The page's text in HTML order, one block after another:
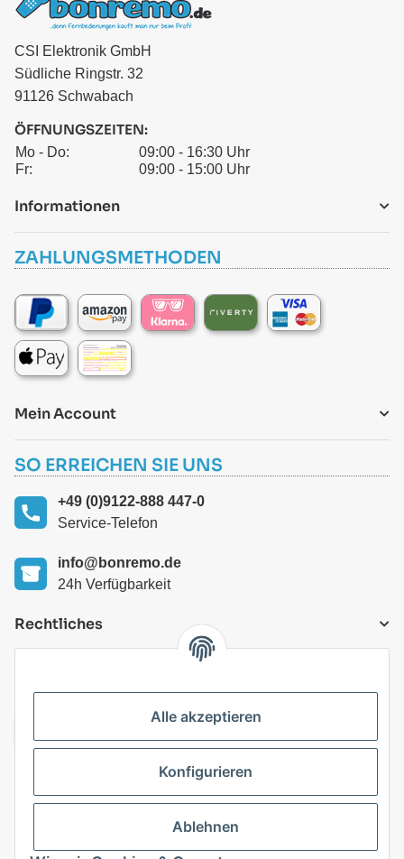
CSI Elektronik GmbH
Südliche Ringstr. 32
91126 Schwabach
ÖFFNUNGSZEITEN:
Mo - Do:
09:00 - 16:30 Uhr
Fr:
09:00 - 15:00 Uhr
Informationen
ZAHLUNGSMETHODEN
Mein Account
SO ERREICHEN SIE UNS
+49 (0)9122-888 447-0
Service-Telefon
info@bonremo.de
24h Verfügbarkeit
Rechtliches
Vertrag widerrufen
Alle akzeptieren
Konfigurieren
Ablehnen